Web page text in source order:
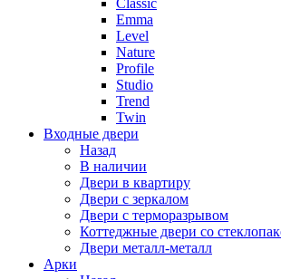
Classic
Emma
Level
Nature
Profile
Studio
Trend
Twin
Входные двери
Назад
В наличии
Двери в квартиру
Двери с зеркалом
Двери с терморазрывом
Коттеджные двери со
Двери металл-металл
Арки